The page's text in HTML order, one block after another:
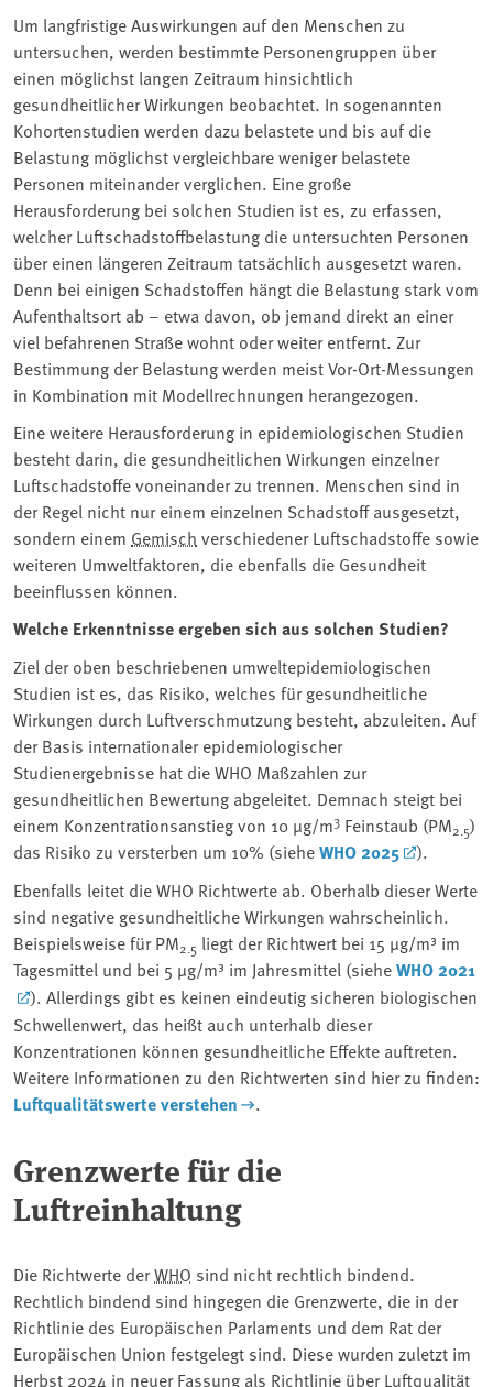
Um langfristige Auswirkungen auf den Menschen zu
untersuchen, werden bestimmte Personengruppen über
einen möglichst langen Zeitraum hinsichtlich
gesundheitlicher Wirkungen beobachtet. In sogenannten
Kohortenstudien werden dazu belastete und bis auf die
Belastung möglichst vergleichbare weniger belastete
Personen miteinander verglichen. Eine große
Herausforderung bei solchen Studien ist es, zu erfassen,
welcher Luftschadstoffbelastung die untersuchten Personen
über einen längeren Zeitraum tatsächlich ausgesetzt waren.
Denn bei einigen Schadstoffen hängt die Belastung stark vom
Aufenthaltsort ab – etwa davon, ob jemand direkt an einer
viel befahrenen Straße wohnt oder weiter entfernt. Zur
Bestimmung der Belastung werden meist Vor-Ort-Messungen
in Kombination mit Modellrechnungen herangezogen.
Eine weitere Herausforderung in epidemiologischen Studien
besteht darin, die gesundheitlichen Wirkungen einzelner
Luftschadstoffe voneinander zu trennen. Menschen sind in
der Regel nicht nur einem einzelnen Schadstoff ausgesetzt,
sondern einem Gemisch verschiedener Luftschadstoffe sowie
weiteren Umweltfaktoren, die ebenfalls die Gesundheit
beeinflussen können.
Welche Erkenntnisse ergeben sich aus solchen Studien?
Ziel der oben beschriebenen umweltepidemiologischen
Studien ist es, das Risiko, welches für gesundheitliche
Wirkungen durch Luftverschmutzung besteht, abzuleiten. Auf
der Basis internationaler epidemiologischer
Studienergebnisse hat die WHO Maßzahlen zur
gesundheitlichen Bewertung abgeleitet. Demnach steigt bei
einem Konzentrationsanstieg von 10 µg/m3 Feinstaub (PM2.5)
das Risiko zu versterben um 10% (sieheWHO 2025
).
Ebenfalls leitet die WHO Richtwerte ab. Oberhalb dieser Werte
sind negative gesundheitliche Wirkungen wahrscheinlich.
Beispielsweise für PM2.5 liegt der Richtwert bei 15 μg/m³ im
Tagesmittel und bei 5 μg/m³ im Jahresmittel (sieheWHO 2021
). Allerdings gibt es keinen eindeutig sicheren biologischen
Schwellenwert, das heißt auch unterhalb dieser
Konzentrationen können gesundheitliche Effekte auftreten.
Weitere Informationen zu den Richtwerten sind hier zu finden:
Luftqualitätswerte verstehen .
Grenzwerte für die
Luftreinhaltung
Die Richtwerte derWHO sind nicht rechtlich bindend.
Rechtlich bindend sind hingegen die Grenzwerte, die in der
Richtlinie des Europäischen Parlaments und dem Rat der
Europäischen Union festgelegt sind. Diese wurden zuletzt im
Herbst 2024 in neuer Fassung als Richtlinie über Luftqualität